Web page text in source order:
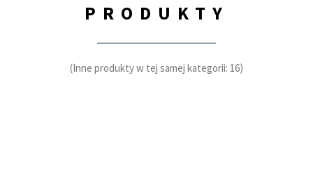
PRODUKTY
(Inne produkty w tej samej kategorii: 16)